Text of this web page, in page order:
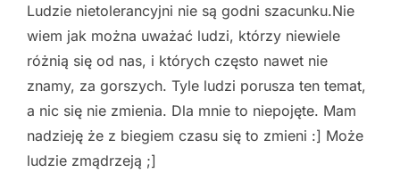
Ludzie nietolerancyjni nie są godni szacunku.Nie
wiem jak można uważać ludzi, którzy niewiele
różnią się od nas, i których często nawet nie
znamy, za gorszych. Tyle ludzi porusza ten temat,
a nic się nie zmienia. Dla mnie to niepojęte. Mam
nadzieję że z biegiem czasu się to zmieni :] Może
ludzie zmądrzeją ;]